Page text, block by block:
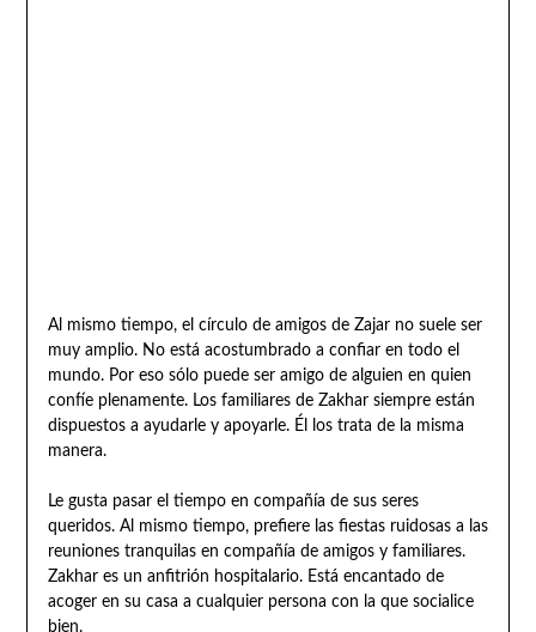
Al mismo tiempo, el círculo de amigos de Zajar no suele ser
muy amplio. No está acostumbrado a confiar en todo el
mundo. Por eso sólo puede ser amigo de alguien en quien
confíe plenamente. Los familiares de Zakhar siempre están
dispuestos a ayudarle y apoyarle. Él los trata de la misma
manera.
Le gusta pasar el tiempo en compañía de sus seres
queridos. Al mismo tiempo, prefiere las fiestas ruidosas a las
reuniones tranquilas en compañía de amigos y familiares.
Zakhar es un anfitrión hospitalario. Está encantado de
acoger en su casa a cualquier persona con la que socialice
bien.